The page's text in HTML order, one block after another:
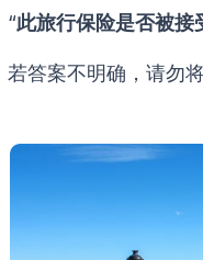
“此旅行保险是否被接
若答案不明确，请勿